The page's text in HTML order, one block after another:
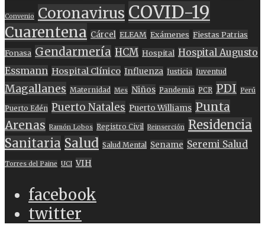
Convenio Coronavirus COVID-19
Cuarentena Cárcel ELEAM Exámenes Fiestas Patrias
Fonasa Gendarmería HCM Hospital Hospital Augusto
Essmann Hospital Clínico Influenza Justicia Juventud
Magallanes Maternidad Mes Niños Pandemia PCR PDI Perú
Puerto Edén Puerto Natales Puerto Williams Punta
Arenas Ramón Lobos Registro Civil Reinserción Residencia
Sanitaria Salud Salud Mental Sename Seremi Salud
Torres del Paine UCI VIH
facebook
twitter